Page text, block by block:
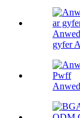
gyfer